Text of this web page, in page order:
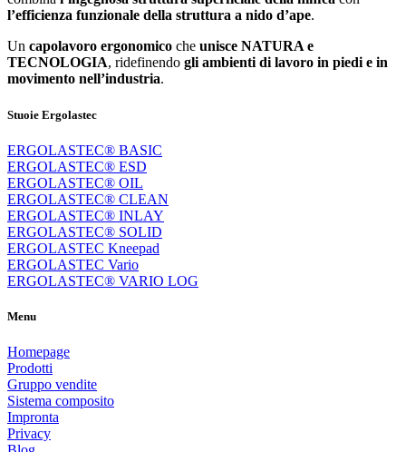
l’efficienza funzionale della struttura a nido d’ape.
Un capolavoro ergonomico che unisce NATURA e
TECNOLOGIA, ridefinendo gli ambienti di lavoro in piedi e in
movimento nell’industria.
Stuoie Ergolastec
ERGOLASTEC® BASIC
ERGOLASTEC® ESD
ERGOLASTEC® OIL
ERGOLASTEC® CLEAN
ERGOLASTEC® INLAY
ERGOLASTEC® SOLID
ERGOLASTEC Kneepad
ERGOLASTEC Vario
ERGOLASTEC® VARIO LOG
Menu
Homepage
Prodotti
Gruppo vendite
Sistema composito
Impronta
Privacy